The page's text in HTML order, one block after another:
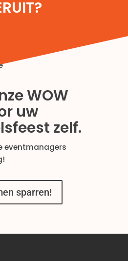
WOW
uw
zelf.
eventmanagers
sparren!